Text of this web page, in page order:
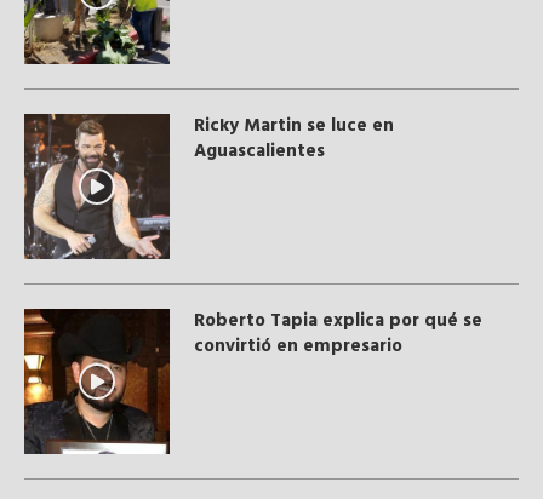
Ricky Martin se luce en
Aguascalientes
Roberto Tapia explica por qué se
convirtió en empresario